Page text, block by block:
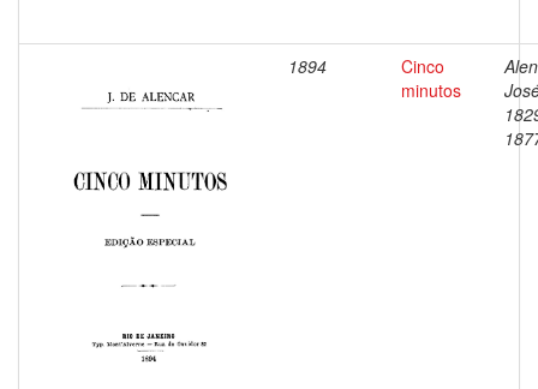
1894
Cinco
minutos